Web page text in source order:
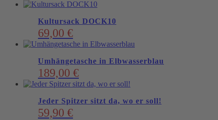
Kultursack DOCK10
69,00 €
Umhängetasche in Elbwasserblau
189,00 €
Jeder Spitzer sitzt da, wo er soll!
59,90 €